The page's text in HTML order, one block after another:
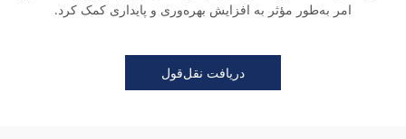
امر به‌طور مؤثر به افزایش بهره‌وری و پایداری کمک کرد.
دریافت نقل‌قول